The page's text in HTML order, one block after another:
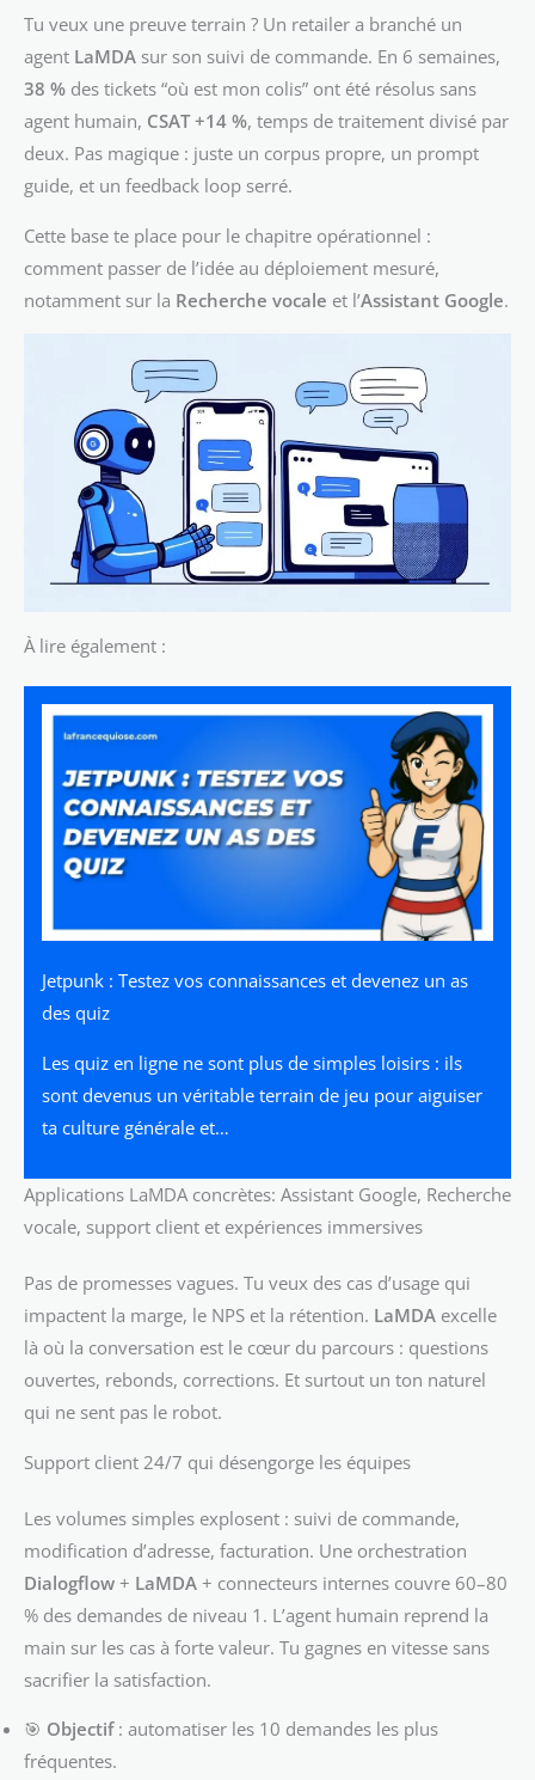
Tu veux une preuve terrain ? Un retailer a branché un
agent LaMDA sur son suivi de commande. En 6 semaines,
38 % des tickets “où est mon colis” ont été résolus sans
agent humain, CSAT +14 %, temps de traitement divisé par
deux. Pas magique : juste un corpus propre, un prompt
guide, et un feedback loop serré.
Cette base te place pour le chapitre opérationnel :
comment passer de l’idée au déploiement mesuré,
notamment sur la Recherche vocale et l’Assistant Google.
À lire également :
Jetpunk : Testez vos connaissances et devenez un as
des quiz
Les quiz en ligne ne sont plus de simples loisirs : ils
sont devenus un véritable terrain de jeu pour aiguiser
ta culture générale et…
Applications LaMDA concrètes: Assistant Google, Recherche
vocale, support client et expériences immersives
Pas de promesses vagues. Tu veux des cas d’usage qui
impactent la marge, le NPS et la rétention. LaMDA excelle
là où la conversation est le cœur du parcours : questions
ouvertes, rebonds, corrections. Et surtout un ton naturel
qui ne sent pas le robot.
Support client 24/7 qui désengorge les équipes
Les volumes simples explosent : suivi de commande,
modification d’adresse, facturation. Une orchestration
Dialogflow + LaMDA + connecteurs internes couvre 60–80
% des demandes de niveau 1. L’agent humain reprend la
main sur les cas à forte valeur. Tu gagnes en vitesse sans
sacrifier la satisfaction.
🎯 Objectif: automatiser les 10 demandes les plus
fréquentes.